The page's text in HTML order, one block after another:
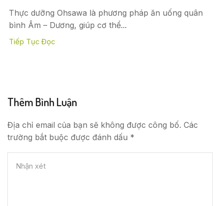
Thực dưỡng Ohsawa là phương pháp ăn uống quân
bình Âm – Dương, giúp cơ thể...
Tiếp Tục Đọc
Thêm Bình Luận
Địa chỉ email của bạn sẽ không được công bố. Các
trường bắt buộc được đánh dấu *